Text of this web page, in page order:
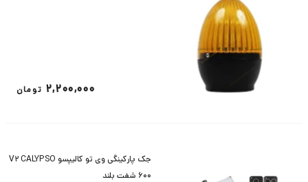
2,200,000 تومان
جک پارکینگی وی تو کالیپسو V2 CALYPSO
600 شفت بلند